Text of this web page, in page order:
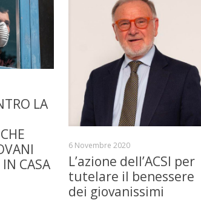
LA
CASA
6 Novembre 2020
L’azione dell’ACSI per
tutelare il benessere
dei giovanissimi